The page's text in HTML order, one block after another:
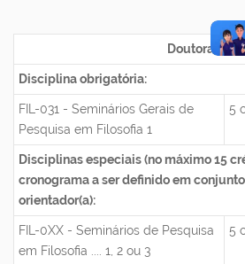
Doutorado
Disciplina obrigatória:
FIL-031 - Seminários Gerais de
Pesquisa em Filosofia 1
5
Disciplinas especiais (no máximo 15
cronograma a ser definido em
orientador(a):
FIL-0XX - Seminários de Pesquisa
em Filosofia .... 1, 2 ou 3
5